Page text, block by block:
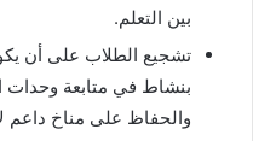
بين التعلم.
تشجيع الطلاب على أن
بنشاط في متابعة وحدات
والحفاظ على مناخ داعم